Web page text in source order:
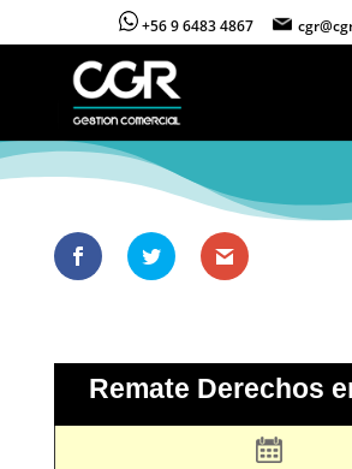
+56 9 6483 4867
Remate Derechos